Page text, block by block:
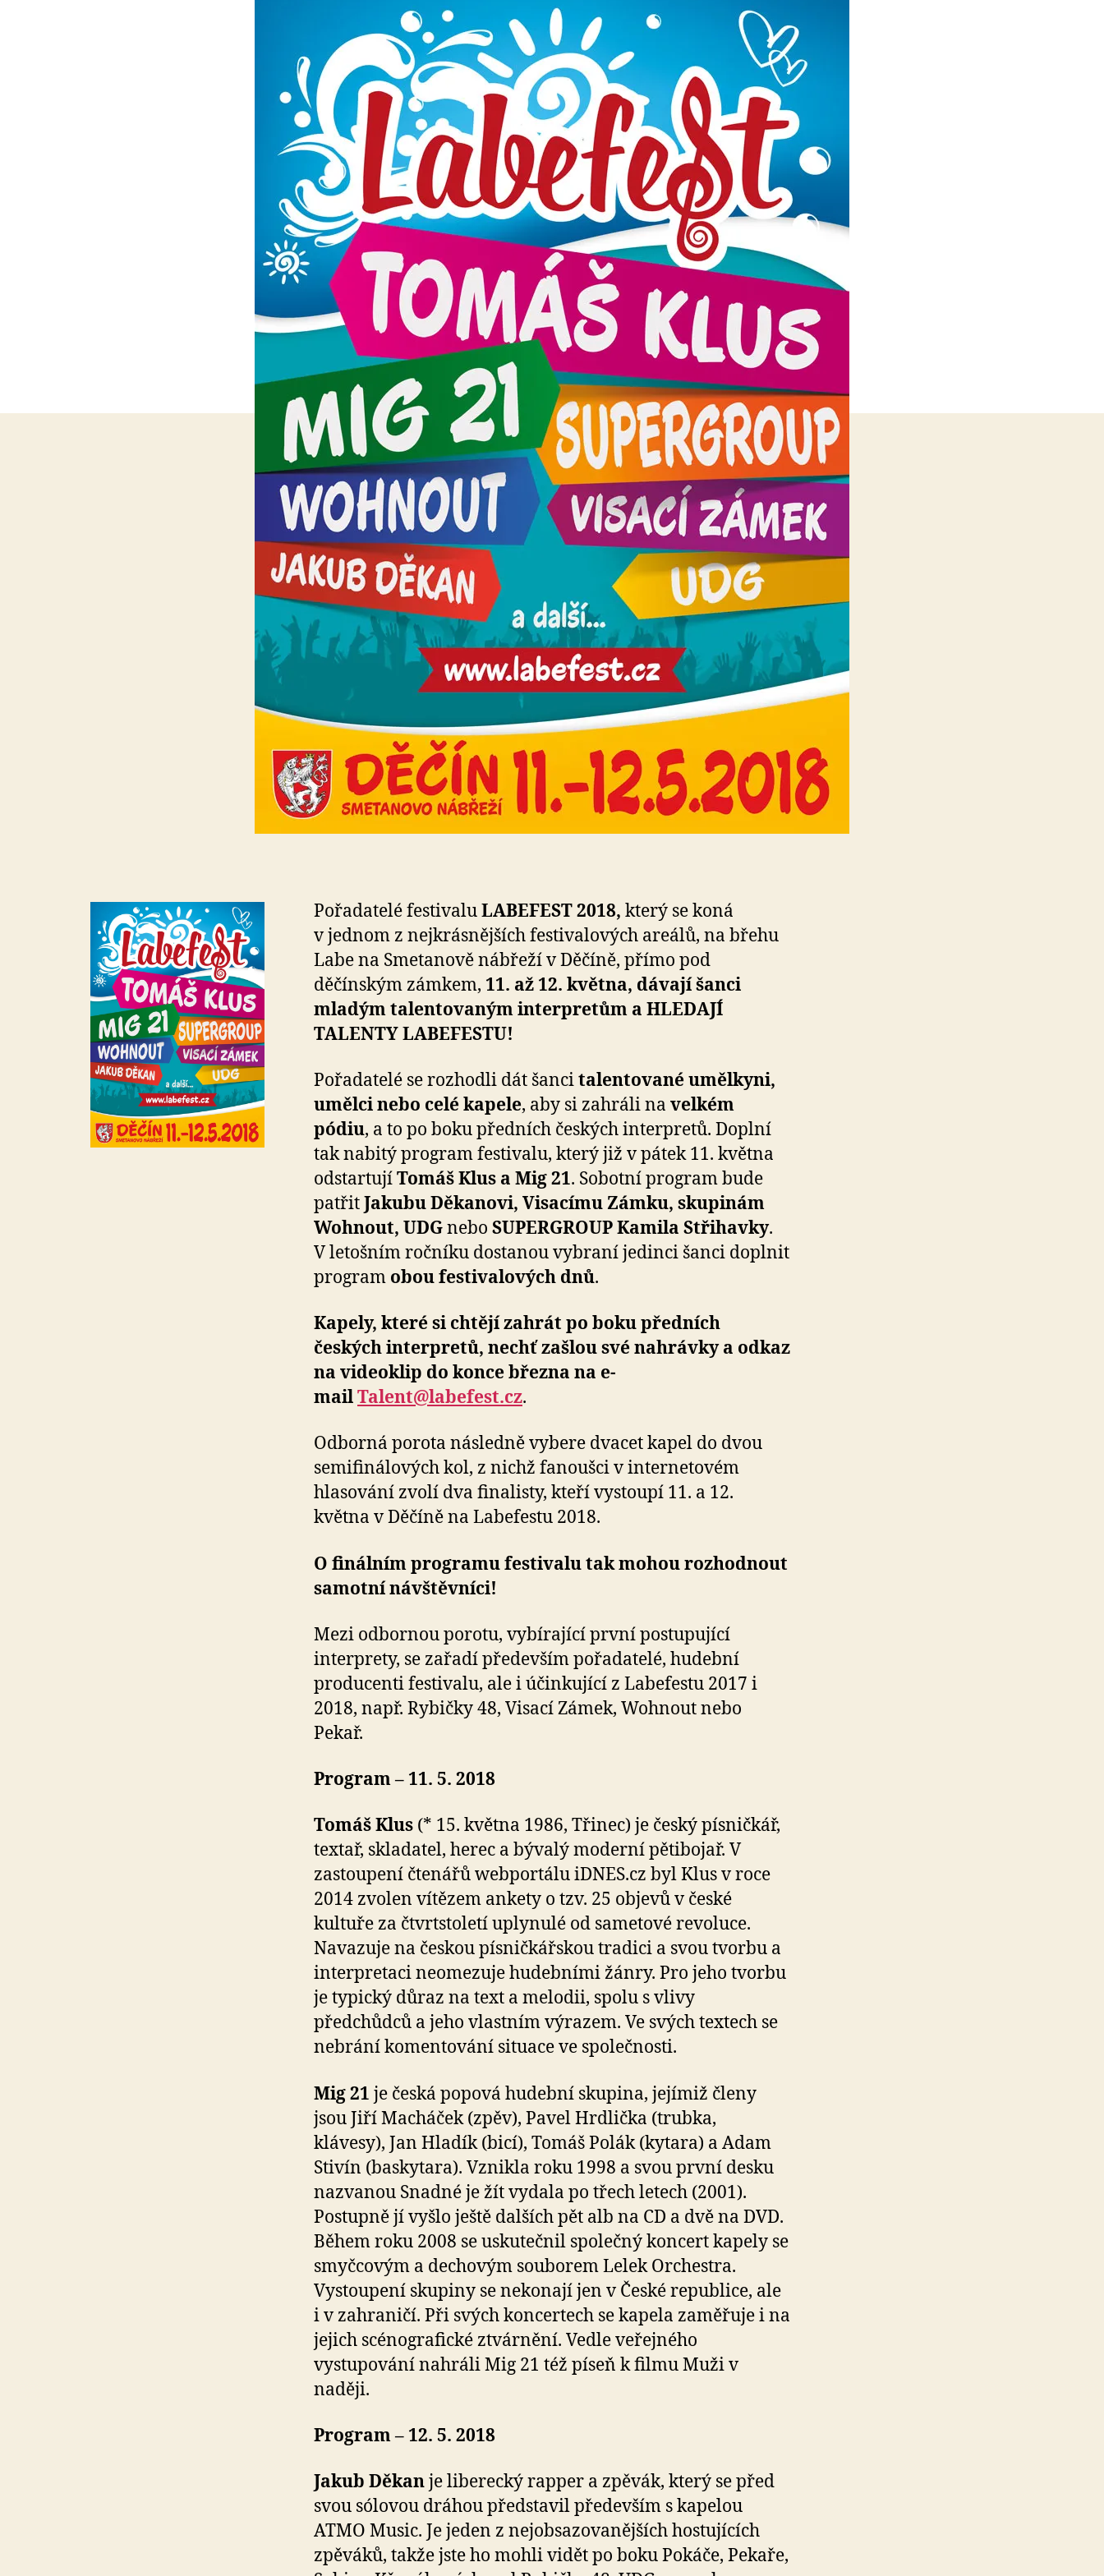
PořadateléfestivaluLABEFEST 2018, který se koná
v jednom z nejkrásnějších festivalových areálů, na břehu
Labe na Smetanově nábřeží v Děčíně, přímo pod
děčínským zámkem, 11. až 12. května, dávají šanci
mladým talentovaným interpretům a HLEDAJÍ
TALENTY LABEFESTU!
Pořadatelé se rozhodli dát šancitalentované umělkyni,
umělci nebo celé kapele, aby si zahráli na velkém
pódiu, a to po boku předních českých interpretů. Doplní
tak nabitý program festivalu, který již v pátek 11. května
odstartujíTomáš Klus a Mig 21. Sobotní program bude
patřitJakubu Děkanovi, Visacímu Zámku, skupinám
Wohnout, UDGnebo SUPERGROUP Kamila Střihavky.
V letošním ročníku dostanou vybraní jedinci šanci doplnit
program obou festivalových dnů.
Kapely, které si chtějí zahrát po boku předních
českých interpretů, nechť zašlou své nahrávky a odkaz
na videoklip do konce března na e-
mailTalent@labefest.cz.
Odborná porota následně vybere dvacet kapel do dvou
semifinálových kol, z nichž fanoušci v internetovém
hlasování zvolí dva finalisty, kteří vystoupí 11. a 12.
května v Děčíně na Labefestu 2018.
O finálním programu festivalu tak mohou rozhodnout
samotní návštěvníci!
Mezi odbornou porotu, vybírající první postupující
interprety, se zařadí především pořadatelé, hudební
producenti festivalu, ale i účinkující z Labefestu 2017 i
2018, např. Rybičky 48, Visací Zámek, Wohnout nebo
Pekař.
Program – 11. 5. 2018
Tomáš Klus (* 15. května 1986, Třinec) je český písničkář,
textař, skladatel, herec a bývalý moderní pětibojař. V
zastoupení čtenářů webportálu iDNES.cz byl Klus v roce
2014 zvolen vítězem ankety o tzv. 25 objevů v české
kultuře za čtvrtstoletí uplynulé od sametové revoluce.
Navazuje na českou písničkářskou tradici a svou tvorbu a
interpretaci neomezuje hudebními žánry. Pro jeho tvorbu
je typický důraz na text a melodii, spolu s vlivy
předchůdců a jeho vlastním výrazem. Ve svých textech se
nebrání komentování situace ve společnosti.
Mig 21 je česká popová hudební skupina, jejímiž členy
jsou Jiří Macháček (zpěv), Pavel Hrdlička (trubka,
klávesy), Jan Hladík (bicí), Tomáš Polák (kytara) a Adam
Stivín (baskytara). Vznikla roku 1998 a svou první desku
nazvanou Snadné je žít vydala po třech letech (2001).
Postupně jí vyšlo ještě dalších pět alb na CD a dvě na DVD.
Během roku 2008 se uskutečnil společný koncert kapely se
smyčcovým a dechovým souborem Lelek Orchestra.
Vystoupení skupiny se nekonají jen v České republice, ale
i v zahraničí. Při svých koncertech se kapela zaměřuje i na
jejich scénografické ztvárnění. Vedle veřejného
vystupování nahráli Mig 21 též píseň k filmu Muži v
naději.
Program – 12. 5. 2018
Jakub Děkanjeliberecký rapper a zpěvák, který se před
svou sólovou dráhou představil především s kapelou
ATMO Music. Je jeden z nejobsazovanějších hostujících
zpěváků, takže jste ho mohli vidět po boku Pokáče, Pekaře,